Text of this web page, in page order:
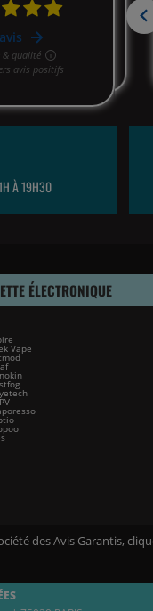
À 19H30
des Avis Garantis,
ÉLECTRONIQUE
Vape